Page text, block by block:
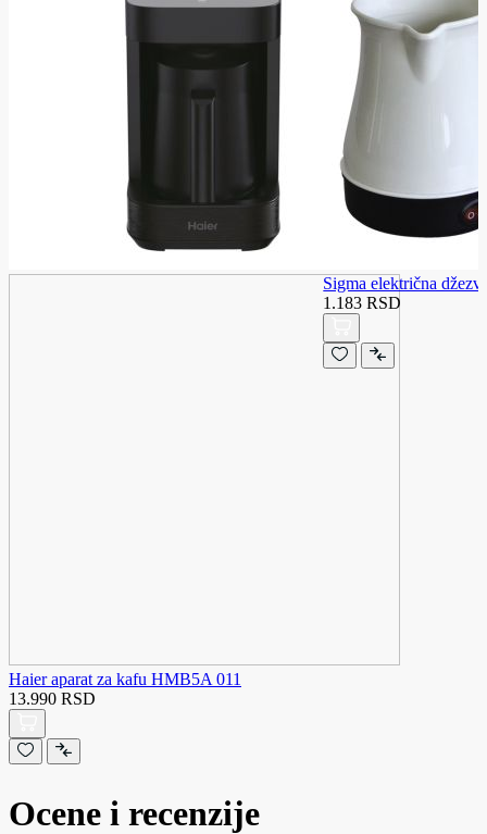
Haier aparat za kafu HMB5A 011
13.990 RSD
Sigma električna
1.183 RSD
Ocene i recenzije